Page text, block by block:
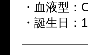
・血液型：
・誕生日：